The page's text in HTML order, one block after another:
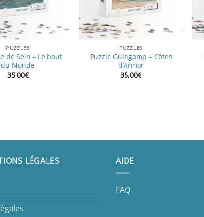
PUZZLES
de Sein – Le bout
du Monde
35,00€
PUZZLES
Puzzle Guingamp – Côtes
d’Armor
35,00€
LÉGALES AIDE
FAQ